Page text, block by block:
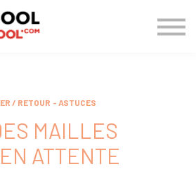
> BLOG
/ RETOUR - ASTUCES
MAILLES
ATTENTE